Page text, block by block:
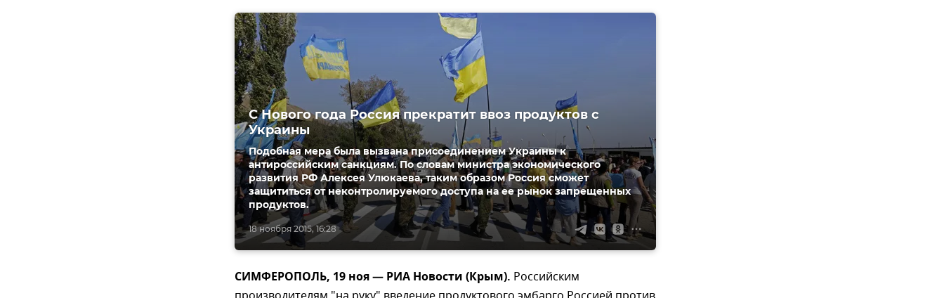
18 ноября 2015, 16:28
С Нового года Россия прекратит ввоз продуктов с
Украины
Подобная мера была вызвана присоединением Украины к
антироссийским санкциям. По словам министра экономического
развития РФ Алексея Улюкаева, таким образом Россия сможет
защититься от неконтролируемого доступа на ее рынок запрещенных
продуктов.
СИМФЕРОПОЛЬ, 19 ноя — РИА Новости (Крым). Российским